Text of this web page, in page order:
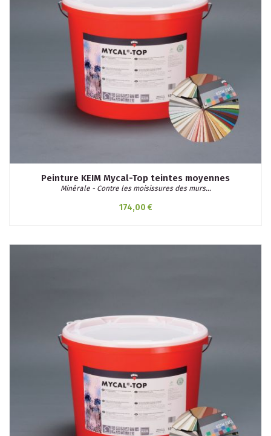
Peinture KEIM Mycal-Top teintes moyennes
Minérale - Contre les moisissures des murs...
174,00 €